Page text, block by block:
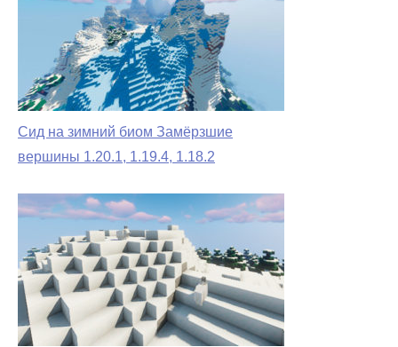
Сид на зимний биом Замёрзшие
вершины 1.20.1, 1.19.4, 1.18.2